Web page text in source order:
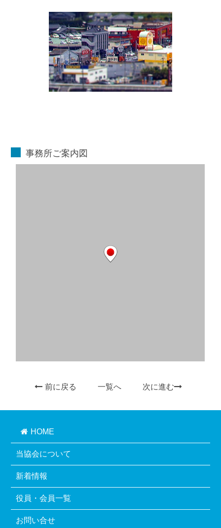
事務所ご案内図
前に戻る 一覧へ 次に進む
HOME
当協会について
新着情報
役員・会員一覧
お問い合せ